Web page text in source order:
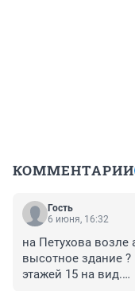
КОММЕНТАРИИ
Гость
6 июня, 16:32
на Петухова возле
высотное здание ?
этажей 15 на вид.